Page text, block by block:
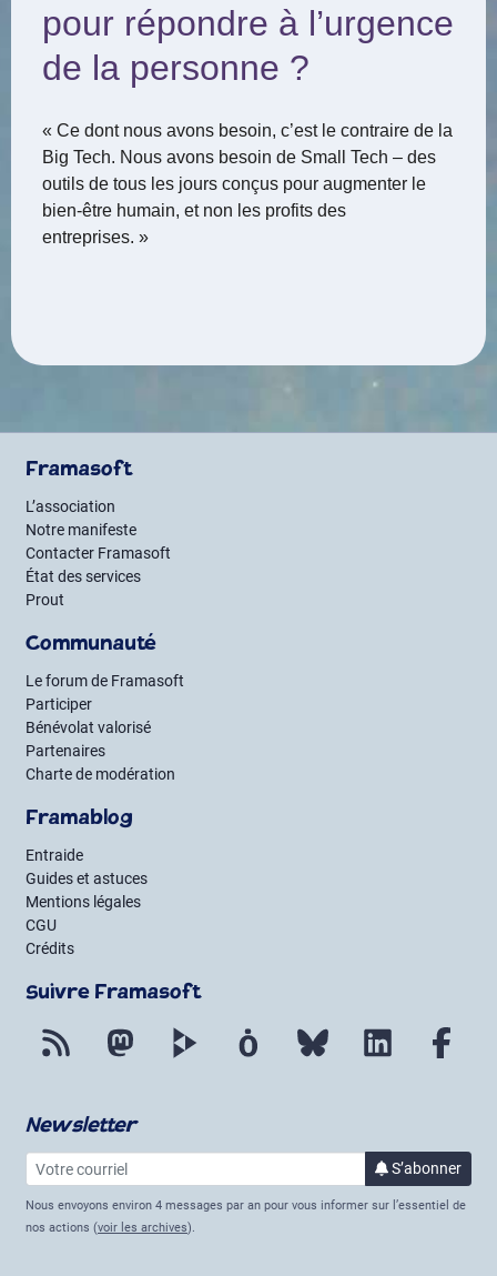
pour répondre à l’urgence
de la personne ?
« Ce dont nous avons besoin, c’est le contraire de la
Big Tech. Nous avons besoin de Small Tech – des
outils de tous les jours conçus pour augmenter le
bien-être humain, et non les profits des
entreprises. »
Framasoft
L’association
Notre manifeste
Contacter Framasoft
État des services
Prout
Communauté
Le forum de Framasoft
Participer
Bénévolat valorisé
Partenaires
Charte de modération
Framablog
Entraide
Guides et astuces
Mentions légales
CGU
Crédits
Suivre Framasoft
Flux RSS Mastodon PeerTube Mobilizon Bluesky LinkedIn
Newsletter
Votre courriel S’abonnerà la
Nous envoyons environ 4 messages par an pour vous informer sur l’essentiel de
nos actions (voir les archives).